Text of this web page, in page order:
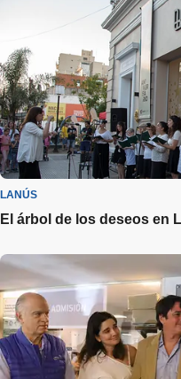
LANÚS
El árbol de los deseos en